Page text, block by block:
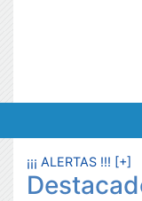
MENÚ
¡¡¡ ALERTAS !!! [+]